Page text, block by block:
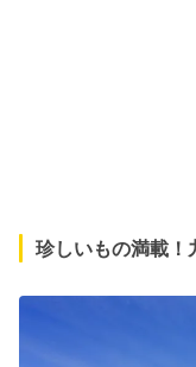
珍しいもの満載！